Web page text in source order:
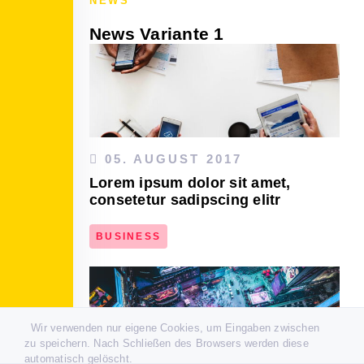
Wir verwenden nur eigene Cookies, um Eingaben zwischen
zu speichern. Nach Schließen des Browsers werden diese
automatisch gelöscht.
News Variante 1
05. AUGUST 2017
Lorem ipsum dolor sit amet,
consetetur sadipscing elitr
BUSINESS
DEN ARTIKEL LESEN